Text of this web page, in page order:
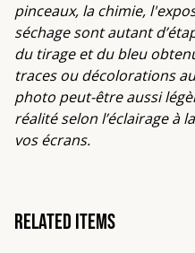
pinceaux, la chimie,
séchage sont autant
du tirage et du bleu
traces ou décolorations
photo peut-être aussi
réalité selon l’éclairage à
vos écrans.
Related items